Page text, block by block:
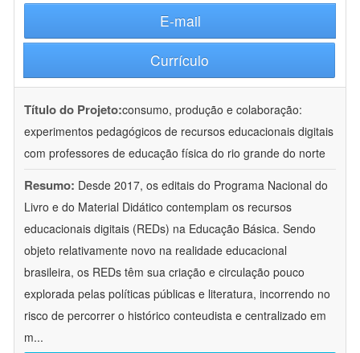
E-mail
Currículo
Título do Projeto:consumo, produção e colaboração:
experimentos pedagógicos de recursos educacionais digitais
com professores de educação física do rio grande do norte
Resumo: Desde 2017, os editais do Programa Nacional do
Livro e do Material Didático contemplam os recursos
educacionais digitais (REDs) na Educação Básica. Sendo
objeto relativamente novo na realidade educacional
brasileira, os REDs têm sua criação e circulação pouco
explorada pelas políticas públicas e literatura, incorrendo no
risco de percorrer o histórico conteudista e centralizado em
m...